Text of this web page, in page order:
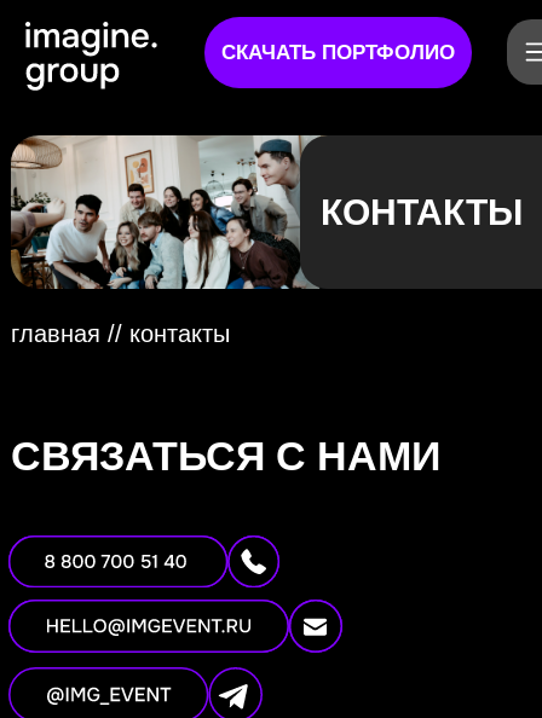
СКАЧАТЬ ПОРТФОЛИО
главная // контакты
КОНТАКТЫ
СВЯЗАТЬСЯ С НАМИ